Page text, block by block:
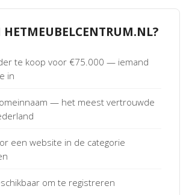
HETMEUBELCENTRUM.NL?
te koop voor €75.000 — iemand
in
— het meest vertrouwde
een website in de categorie
om te registreren